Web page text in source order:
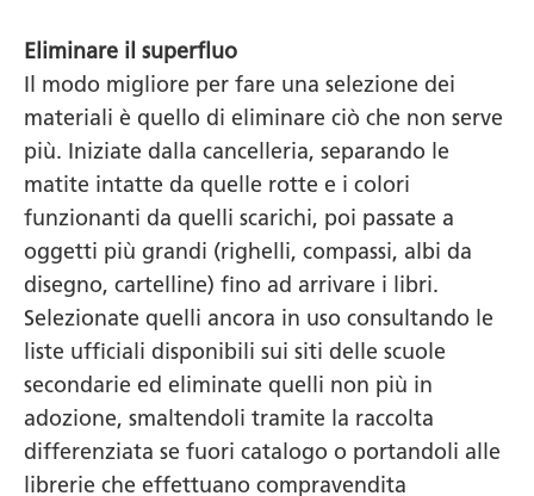
Eliminare il superfluo
Il modo migliore per fare una selezione dei
materiali è quello di eliminare ciò che non serve
più. Iniziate dalla cancelleria, separando le
matite intatte da quelle rotte e i colori
funzionanti da quelli scarichi, poi passate a
oggetti più grandi (righelli, compassi, albi da
disegno, cartelline) fino ad arrivare i libri.
Selezionate quelli ancora in uso consultando le
liste ufficiali disponibili sui siti delle scuole
secondarie ed eliminate quelli non più in
adozione, smaltendoli tramite la raccolta
differenziata se fuori catalogo o portandoli alle
librerie che effettuano compravendita